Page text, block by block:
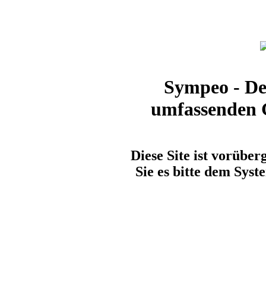
Sympeo -
umfassenden
Diese Site ist
Sie es bitte dem